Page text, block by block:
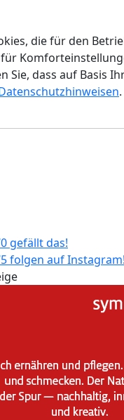
die für den
Sie, dass auf Basis
.
gefällt das!
folgen auf Instagram!